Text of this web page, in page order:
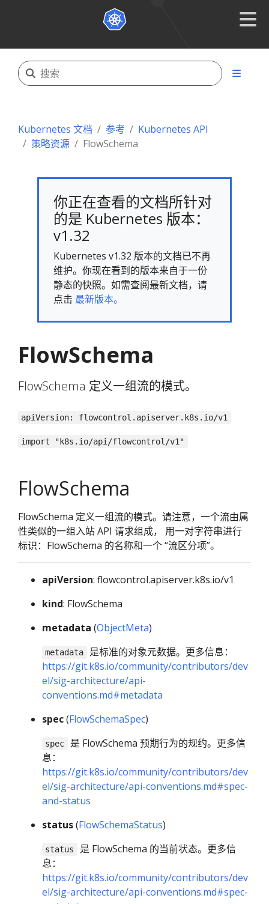
Kubernetes 文档 参考
Kubernetes API
策略资源
FlowSchema
你正在查看的文档所针对
的是 Kubernetes 版本：
v1.32
Kubernetes v1.32 版本的文档已不再
维护。你现在看到的版本来自于一份
静态的快照。如需查阅最新文档，请
点击 最新版本。
FlowSchema
FlowSchema 定义一组流的模式。
apiVersion: flowcontrol.apiserver.k8s.io/v1
import "k8s.io/api/flowcontrol/v1"
FlowSchema
FlowSchema 定义一组流的模式。请注意，一个流由属
性类似的一组入站 API 请求组成， 用一对字符串进行
标识：FlowSchema 的名称和一个 “流区分项”。
apiVersion: flowcontrol.apiserver.k8s.io/v1
kind: FlowSchema
metadata (ObjectMeta)
metadata
是标准的对象元数据。更多信息：
https://git.k8s.io/community/contributors/dev
el/sig-architecture/api-
conventions.md#metadata
spec(FlowSchemaSpec)
spec
是 FlowSchema 预期行为的规约。更多信
息：
https://git.k8s.io/community/contributors/dev
el/sig-architecture/api-conventions.md#spec-
and-status
status(FlowSchemaStatus)
status
是 FlowSchema 的当前状态。更多信
息：
https://git.k8s.io/community/contributors/dev
el/sig-architecture/api-conventions.md#spec-